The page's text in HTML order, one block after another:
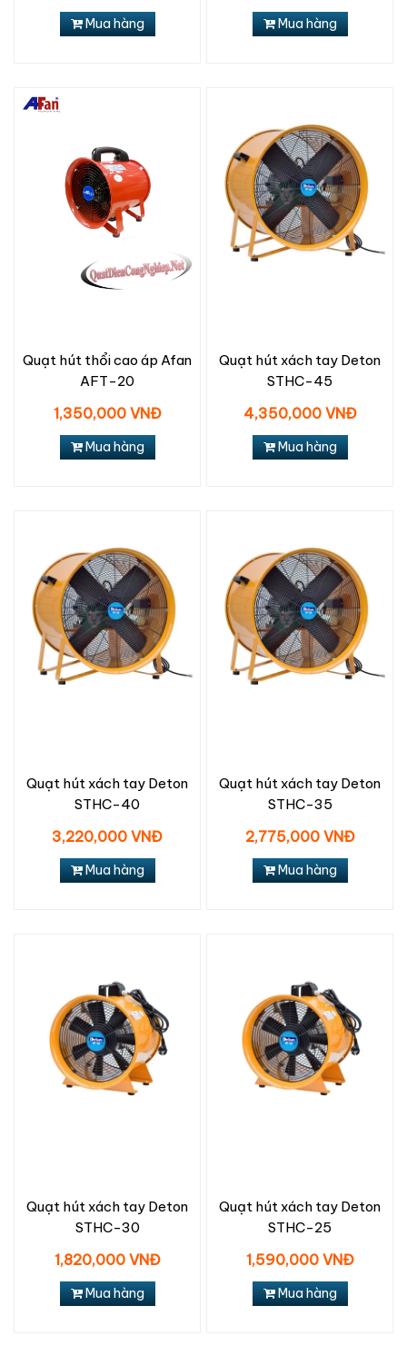
Mua hàng Mua hàng
Quạt hút thổi cao áp Afan
AFT-20
1,350,000 VNĐ
Mua hàng
Quạt hút xách tay Deton
STHC-45
4,350,000 VNĐ
Mua hàng
Quạt hút xách tay Deton
STHC-40
3,220,000 VNĐ
Mua hàng
Quạt hút xách tay Deton
STHC-35
2,775,000 VNĐ
Mua hàng
Quạt hút xách tay Deton
STHC-30
1,820,000 VNĐ
Mua hàng
Quạt hút xách tay Deton
STHC-25
1,590,000 VNĐ
Mua hàng